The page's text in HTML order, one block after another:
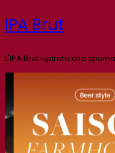
IPA Brut
L'IPA Brut ispirata allo